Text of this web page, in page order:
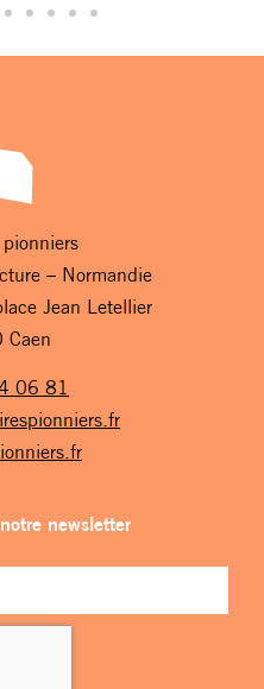
pionniers
– Normandie
Jean Letellier
Caen
06 81
newsletter